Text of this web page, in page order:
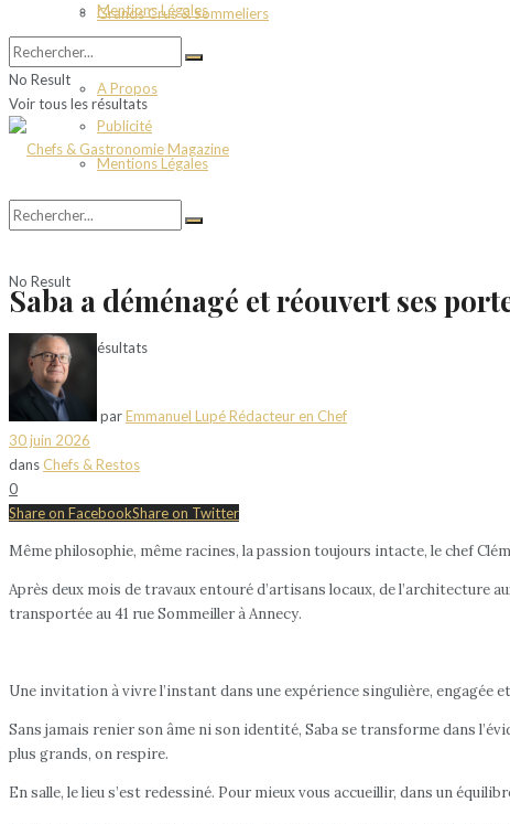
Grands Crus & Sommeliers
Contact
A Propos
Publicité
Mentions Légales
Mentions Légales
No Result
Voir tous les résultats
No Result
Voir tous les résultats
Saba a déménagé et réouvert ses
parEmmanuel Lupé Rédacteur en Chef
30 juin 2026
dans Chefs & Restos
0
Share on FacebookShare on Twitter
Même philosophie, même racines, la passion toujours intacte, le chef
Après deux mois de travaux entouré d’artisans locaux, de l’architecture
transportée au 41 rue Sommeiller à Annecy.
Une invitation à vivre l’instant dans une expérience singulière, engagée
Sans jamais renier son âme ni son identité, Saba se transforme dans
plus grands, on respire.
En salle, le lieu s’est redessiné. Pour mieux vous accueillir, dans un